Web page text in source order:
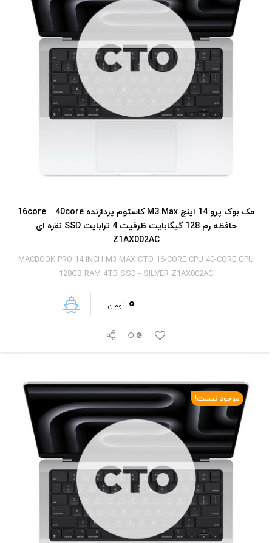
مک بوک پرو 14 اینچ M3 Max کاستوم پردازنده 16core – 40core
حافظه رم 128 گیگابایت ظرفیت 4 ترابایت SSD نقره ای
Z1AX002AC
MACBOOK PRO 14 INCH M3 MAX CTO 16-CORE CPU 40-CORE GPU
128GB RAM 4TB SSD - SILVER Z1AX002AC
0 تومان
موجود نیست!